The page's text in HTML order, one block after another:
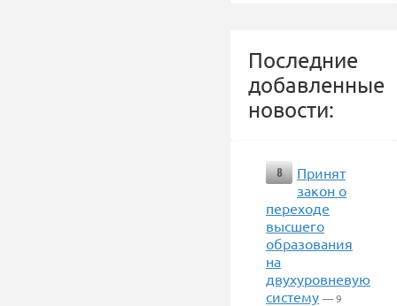
Последние
добавленные
новости:
8
Принят
закон о
переходе
высшего
образования
на
двухуровневую
систему — 9